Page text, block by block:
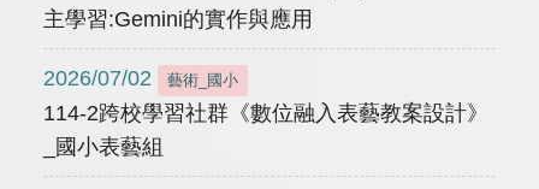
主學習:Gemini的實作與應用
2026/07/02 藝術_國小
114-2跨校學習社群《數位融入表藝教案設計》
_國小表藝組